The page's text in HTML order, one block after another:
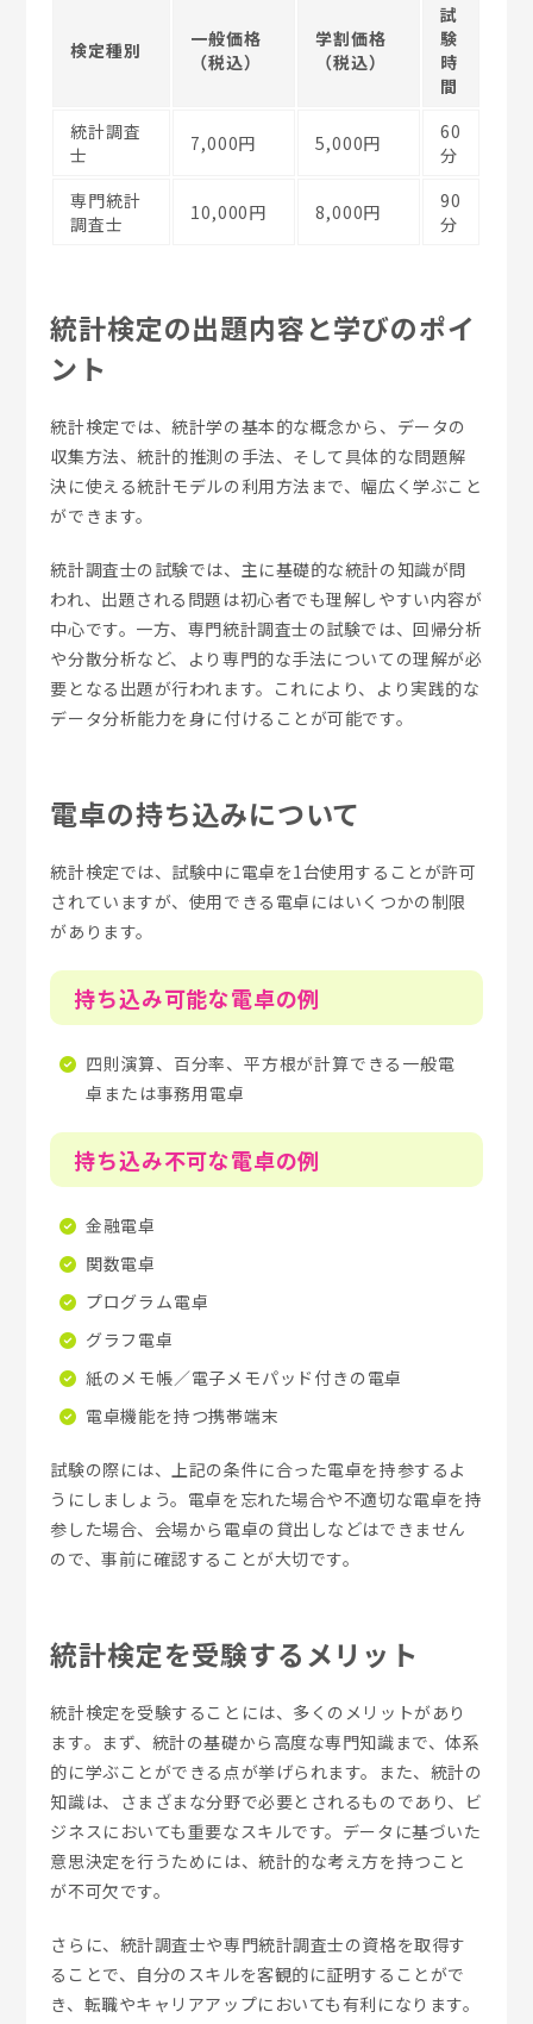
検定種別
一般価格
（税込）
学割価格
（税込）
試
験
時
間
統計調査
士
7,000円 5,000円
60
分
専門統計
調査士
10,000円 8,000円
90
分
統計検定の出題内容と学びのポイ
ント
統計検定では、統計学の基本的な概念から、データの
収集方法、統計的推測の手法、そして具体的な問題解
決に使える統計モデルの利用方法まで、幅広く学ぶこと
ができます。
統計調査士の試験では、主に基礎的な統計の知識が問
われ、出題される問題は初心者でも理解しやすい内容が
中心です。一方、専門統計調査士の試験では、回帰分析
や分散分析など、より専門的な手法についての理解が必
要となる出題が行われます。これにより、より実践的な
データ分析能力を身に付けることが可能です。
電卓の持ち込みについて
統計検定では、試験中に電卓を1台使用することが許可
されていますが、使用できる電卓にはいくつかの制限
があります。
持ち込み可能な電卓の例
四則演算、百分率、平方根が計算できる一般電
卓または事務用電卓
持ち込み不可な電卓の例
金融電卓
関数電卓
プログラム電卓
グラフ電卓
紙のメモ帳／電子メモパッド付きの電卓
電卓機能を持つ携帯端末
試験の際には、上記の条件に合った電卓を持参するよ
うにしましょう。電卓を忘れた場合や不適切な電卓を持
参した場合、会場から電卓の貸出しなどはできません
ので、事前に確認することが大切です。
統計検定を受験するメリット
統計検定を受験することには、多くのメリットがあり
ます。まず、統計の基礎から高度な専門知識まで、体系
的に学ぶことができる点が挙げられます。また、統計の
知識は、さまざまな分野で必要とされるものであり、ビ
ジネスにおいても重要なスキルです。データに基づいた
意思決定を行うためには、統計的な考え方を持つこと
が不可欠です。
さらに、統計調査士や専門統計調査士の資格を取得す
ることで、自分のスキルを客観的に証明することがで
き、転職やキャリアアップにおいても有利になります。